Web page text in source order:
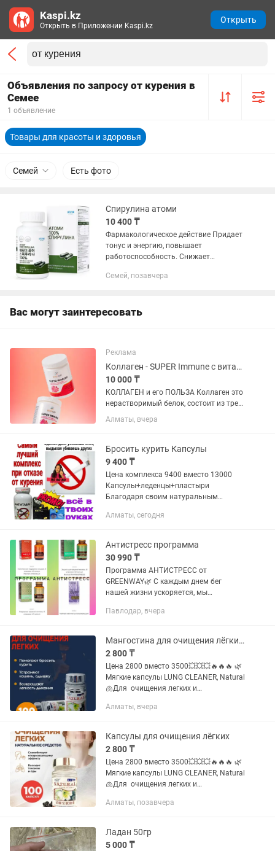
Объявления по запросу от курения в
Семее
1 объявление
Товары для красоты и здоровья
Семей Есть фото
Спирулина атоми
10 400 ₸
Фармакологическое действие Придает
тонус и энергию, повышает
работоспособность. Снижает
повышает выносливость Быстро
Семей, позавчера
Вас могут заинтересовать
Реклама
Коллаген - SUPER Immune с витаминно-минеральным комплексом
10 000 ₸
КОЛЛАГЕН и его ПОЛЬЗА Коллаген это
нерастворимый белок, состоит из трех
аминокислот: пролина, глицина и
гидроксипролина. Благодаря
прочными, упругими и легко
поддаются...
Алматы, вчера
Бросить курить Капсулы
9 400 ₸
Цена комплекса 9400 вместо 13000
Капсулы+леденцы+пластыри
Благодаря своим натуральным
бросающих курить является
курения.Без химических или...
Алматы, сегодня
Антистресс программа
30 990 ₸
Программа АНТИСТРЕСС от
GREENWAY🌿 С каждым днем бег
нашей жизни ускоряется, мы
не дают уснуть по ночам, а головная
облегчить наше...
Павлодар, вчера
Мангостина для очищения лёгких натуральный состав
2 800 ₸
Цена 2800 вместо 3500💥💥💥🔥🔥🔥 🌿
Мягкие капсулы LUNG CLEANER, Natural
🫁Для очищения легких и
Состав: продукт мангостин или архат
Алматы, вчера
Капсулы для очищения лёгких
2 800 ₸
Цена 2800 вместо 3500💥💥💥🔥🔥🔥 🌿
Мягкие капсулы LUNG CLEANER, Natural
🫁Для очищения легких и
Состав: продукт мангостин или архат
Алматы, позавчера
Ладан 50гр
5 000 ₸
Kaspi.kz
Открыть в Приложении Kaspi.kz
Открыть